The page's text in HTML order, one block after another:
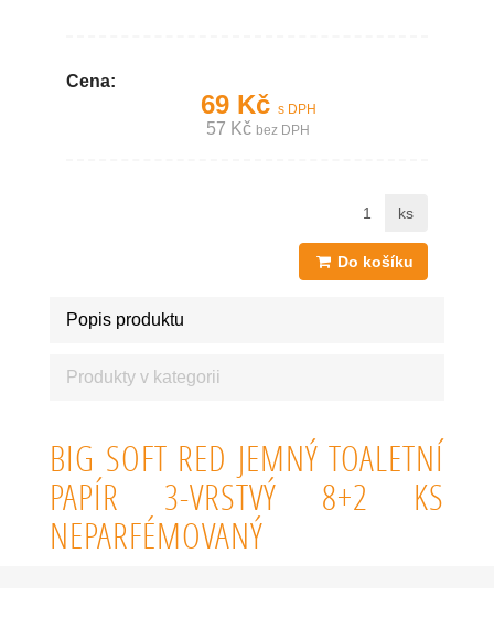
Cena:
69 Kč s DPH
57 Kč bez DPH
ks
Do košíku
Popis produktu
Produkty v kategorii
BIG SOFT RED JEMNÝ TOALETNÍ
PAPÍR 3-VRSTVÝ 8+2 KS
NEPARFÉMOVANÝ